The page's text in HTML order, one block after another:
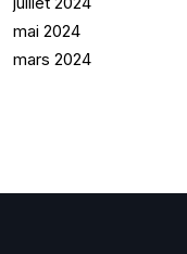
mai 2024
mars 2024